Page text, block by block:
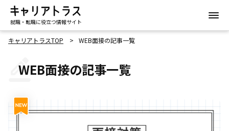
就職・転職に役立つ情報サイト
キャリアトラスTOP WEB面接の記事一覧
WEB面接の記事一覧